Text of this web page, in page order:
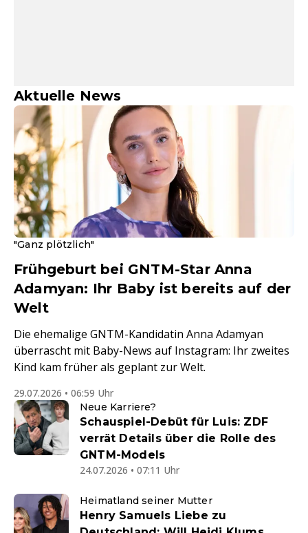
Aktuelle News
"Ganz plötzlich"
Frühgeburt bei GNTM-Star Anna
Adamyan: Ihr Baby ist bereits auf der
Welt
Die ehemalige GNTM-Kandidatin Anna Adamyan
überrascht mit Baby-News auf Instagram: Ihr zweites
Kind kam früher als geplant zur Welt.
29.07.2026 • 06:59 Uhr
Neue Karriere?
Schauspiel-Debüt für Luis: ZDF
verrät Details über die Rolle des
GNTM-Models
24.07.2026 • 07:11 Uhr
Heimatland seiner Mutter
Henry Samuels Liebe zu